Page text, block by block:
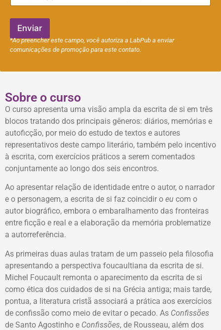
l
e
o
n
e
Enviar
*Ao preencher este campo, você autoriza a LabPub a enviar
comunicações de promoção para este contato.
Sobre o curso
O curso apresenta uma visão ampla da escrita de si em três
blocos tratando dos principais gêneros: diários, memórias e
autoficção, por meio do estudo de textos e autores
representativos deste campo literário, também pelo incentivo
à escrita, com exercícios práticos a serem comentados
conjuntamente ao longo dos seis encontros.
Ao apresentar relação de identidade entre o autor, o narrador
e o personagem, a escrita de si faz coincidir o eu com o
autor biográfico, embora o embaralhamento das fronteiras
entre ficção e real e a elaboração da memória problematize
a autorreferência.
As primeiras duas aulas tratam de um passeio pela filosofia
apresentando a perspectiva foucaultiana da escrita de si.
Michel Foucault remonta o aparecimento da escrita de si
como ética dos cuidados de si na Grécia antiga; mais tarde,
pontua, a literatura cristã associará a prática aos exercícios
de confissão como meio de evitar o pecado. As Confissões
de Santo Agostinho e Confissões, de Rousseau, além dos